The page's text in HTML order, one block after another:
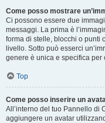
Come posso mostrare
Ci possono essere due
messaggi. La prima è
forma di stelle, blocchi o punti
livello. Sotto può esserci
genere è unica e specifica per
Top
Come posso inserire un
All’interno del tuo Pannello di
aggiungere un avatar